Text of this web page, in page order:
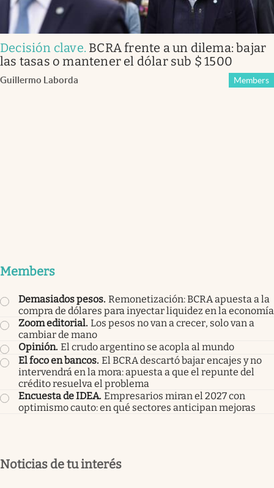
Decisión clave. BCRA frente a un dilema: bajar
las tasas o mantener el dólar sub $ 1500
Guillermo Laborda Members
Members
Demasiados pesos. Remonetización: BCRA apuesta a la
compra de dólares para inyectar liquidez en la economía
Zoom editorial. Los pesos no van a crecer, solo van a
cambiar de mano
Opinión. El crudo argentino se acopla al mundo
El foco en bancos. El BCRA descartó bajar encajes y no
intervendrá en la mora: apuesta a que el repunte del
crédito resuelva el problema
Encuesta de IDEA. Empresarios miran el 2027 con
optimismo cauto: en qué sectores anticipan mejoras
Noticias de tu interés